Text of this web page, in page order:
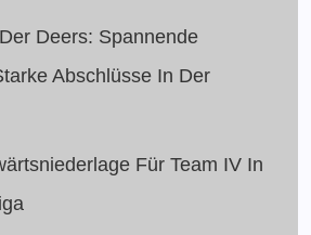
Deers: Spannende
Abschlüsse In Der
Für Team IV In